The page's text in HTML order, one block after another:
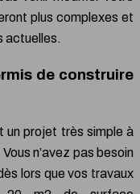
plus complexes et
actuelles.
de construire
un projet très simple à
n’avez pas besoin
lors que vos travaux